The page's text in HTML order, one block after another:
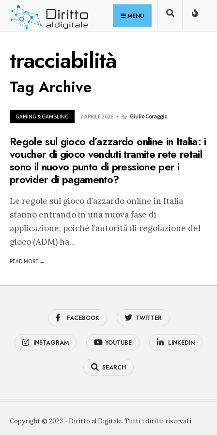
Skip
MENU
tracciabilità
Tag Archive
GAMING & GAMBLING 7 APRILE 2026 • By Giulio Coraggio
Regole sul gioco d’azzardo online in Italia: i
voucher di gioco venduti tramite rete retail
sono il nuovo punto di pressione per i
provider di pagamento?
Le regole sul gioco d’azzardo online in Italia
stanno entrando in una nuova fase di
applicazione, poiché l’autorità di regolazione del
gioco (ADM) ha...
READ MORE →
FACEBOOK TWITTER
INSTAGRAM YOUTUBE LINKEDIN
SEARCH
Copyright © 2023 - Diritto al Digitale. Tutti i diritti riservati.